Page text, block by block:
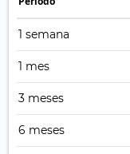
1 semana
1 mes
3 meses
6 meses